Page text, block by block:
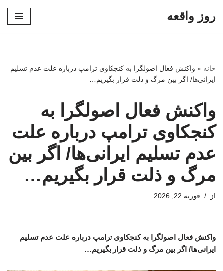
روز واقعه
خانه » واکنش فعال اصولگرا به کنجکاوی ترامپ درباره علت عدم تسلیم
ایرانی‌ها/ اگر بین مرگ و ذلت قرار بگیریم…
واکنش فعال اصولگرا به
کنجکاوی ترامپ درباره علت
عدم تسلیم ایرانی‌ها/ اگر بین
مرگ و ذلت قرار بگیریم…
از فوریه 22, 2026
واکنش فعال اصولگرا به کنجکاوی ترامپ درباره علت عدم تسلیم
ایرانی‌ها/ اگر بین مرگ و ذلت قرار بگیریم…